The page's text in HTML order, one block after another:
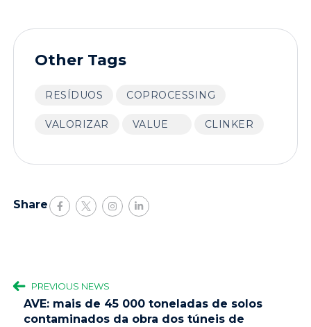
Other Tags
RESÍDUOS COPROCESSING
VALORIZAR VALUE CLINKER
Share
PREVIOUS NEWS
AVE: mais de 45 000 toneladas de solos
contaminados da obra dos túneis de